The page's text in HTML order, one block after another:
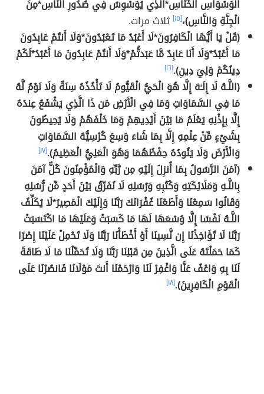
الْوَسْوَاسِ الْخَنَّاسِ*الَّذِي يُوَسْوِسُ فِي صُدُورِ النَّاسِ*مِنَ
الْجِنَّةِ وَالنَّاسِ)،[١٥] ثلاث مرات.
(قُلْ يَا أَيُّهَا الْكَافِرُونَ*لَا أَعْبُدُ مَا تَعْبُدُونَ*وَلَا أَنتُمْ عَابِدُونَ
مَا أَعْبُدُ*وَلَا أَنَا عَابِدٌ مَّا عَبَدتُّمْ*وَلَا أَنتُمْ عَابِدُونَ مَا أَعْبُدُ*لَكُمْ
دِينُكُمْ وَلِيَ دِينِ).[١٦]
(اللَّـهُ لَا إِلَـٰهَ إِلَّا هُوَ الْحَيُّ الْقَيُّومُ لَا تَأْخُذُهُ سِنَةٌ وَلَا نَوْمٌ لَّهُ
مَا فِي السَّمَاوَاتِ وَمَا فِي الْأَرْضِ مَن ذَا الَّذِي يَشْفَعُ عِندَهُ
إِلَّا بِإِذْنِهِ يَعْلَمُ مَا بَيْنَ أَيْدِيهِمْ وَمَا خَلْفَهُمْ وَلَا يُحِيطُونَ
بِشَيْءٍ مِّنْ عِلْمِهِ إِلَّا بِمَا شَاءَ وَسِعَ كُرْسِيُّهُ السَّمَاوَاتِ
وَالْأَرْضَ وَلَا يَئُودُهُ حِفْظُهُمَا وَهُوَ الْعَلِيُّ الْعَظِيمُ).[١٧]
(آمَنَ الرَّسُولُ بِمَا أُنزِلَ إِلَيْهِ مِن رَّبِّهِ وَالْمُؤْمِنُونَ كُلٌّ آمَنَ
بِاللَّـهِ وَمَلَائِكَتِهِ وَكُتُبِهِ وَرُسُلِهِ لَا نُفَرِّقُ بَيْنَ أَحَدٍ مِّن رُّسُلِهِ
وَقَالُوا سَمِعْنَا وَأَطَعْنَا غُفْرَانَكَ رَبَّنَا وَإِلَيْكَ الْمَصِيرُ*لَا يُكَلِّفُ
اللَّـهُ نَفْسًا إِلَّا وُسْعَهَا لَهَا مَا كَسَبَتْ وَعَلَيْهَا مَا اكْتَسَبَتْ
رَبَّنَا لَا تُؤَاخِذْنَا إِن نَّسِينَا أَوْ أَخْطَأْنَا رَبَّنَا وَلَا تَحْمِلْ عَلَيْنَا إِصْرًا
كَمَا حَمَلْتَهُ عَلَى الَّذِينَ مِن قَبْلِنَا رَبَّنَا وَلَا تُحَمِّلْنَا مَا لَا طَاقَةَ
لَنَا بِهِ وَاعْفُ عَنَّا وَاغْفِرْ لَنَا وَارْحَمْنَا أَنتَ مَوْلَانَا فَانصُرْنَا عَلَى
الْقَوْمِ الْكَافِرِينَ).[١٨]